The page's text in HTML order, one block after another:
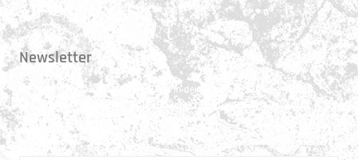
3250 Lyss
Newsletter
Erhalte 1x pro Quartal unsere News in dein Postfach. Darüber hinaus
teilen wir gerne Spannendes und Lehrreiches aus der Welt des Muay Thai
Boxen.